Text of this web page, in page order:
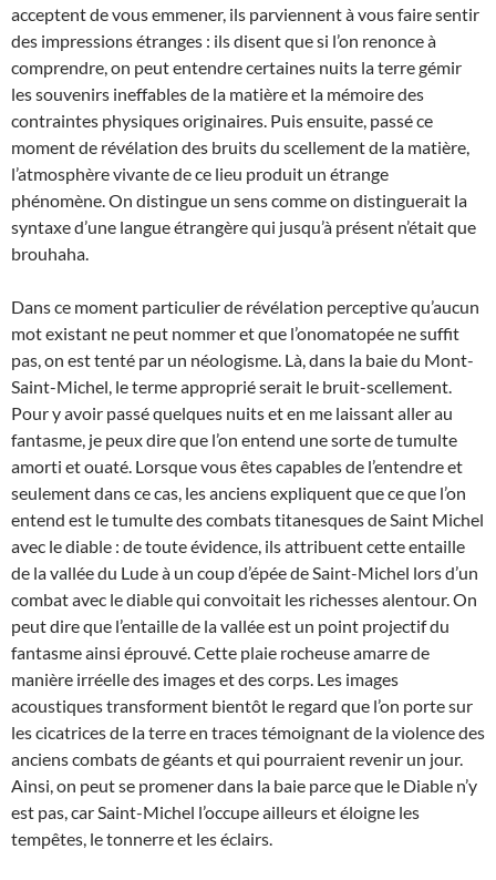
acceptent de vous emmener, ils parviennent à vous faire sentir
des impressions étranges : ils disent que si l’on renonce à
comprendre, on peut entendre certaines nuits la terre gémir
les souvenirs ineffables de la matière et la mémoire des
contraintes physiques originaires. Puis ensuite, passé ce
moment de révélation des bruits du scellement de la matière,
l’atmosphère vivante de ce lieu produit un étrange
phénomène. On distingue un sens comme on distinguerait la
syntaxe d’une langue étrangère qui jusqu’à présent n’était que
brouhaha.
Dans ce moment particulier de révélation perceptive qu’aucun
mot existant ne peut nommer et que l’onomatopée ne suffit
pas, on est tenté par un néologisme. Là, dans la baie du Mont-
Saint-Michel, le terme approprié serait le bruit-scellement.
Pour y avoir passé quelques nuits et en me laissant aller au
fantasme, je peux dire que l’on entend une sorte de tumulte
amorti et ouaté. Lorsque vous êtes capables de l’entendre et
seulement dans ce cas, les anciens expliquent que ce que l’on
entend est le tumulte des combats titanesques de Saint Michel
avec le diable : de toute évidence, ils attribuent cette entaille
de la vallée du Lude à un coup d’épée de Saint-Michel lors d’un
combat avec le diable qui convoitait les richesses alentour. On
peut dire que l’entaille de la vallée est un point projectif du
fantasme ainsi éprouvé. Cette plaie rocheuse amarre de
manière irréelle des images et des corps. Les images
acoustiques transforment bientôt le regard que l’on porte sur
les cicatrices de la terre en traces témoignant de la violence des
anciens combats de géants et qui pourraient revenir un jour.
Ainsi, on peut se promener dans la baie parce que le Diable n’y
est pas, car Saint-Michel l’occupe ailleurs et éloigne les
tempêtes, le tonnerre et les éclairs.